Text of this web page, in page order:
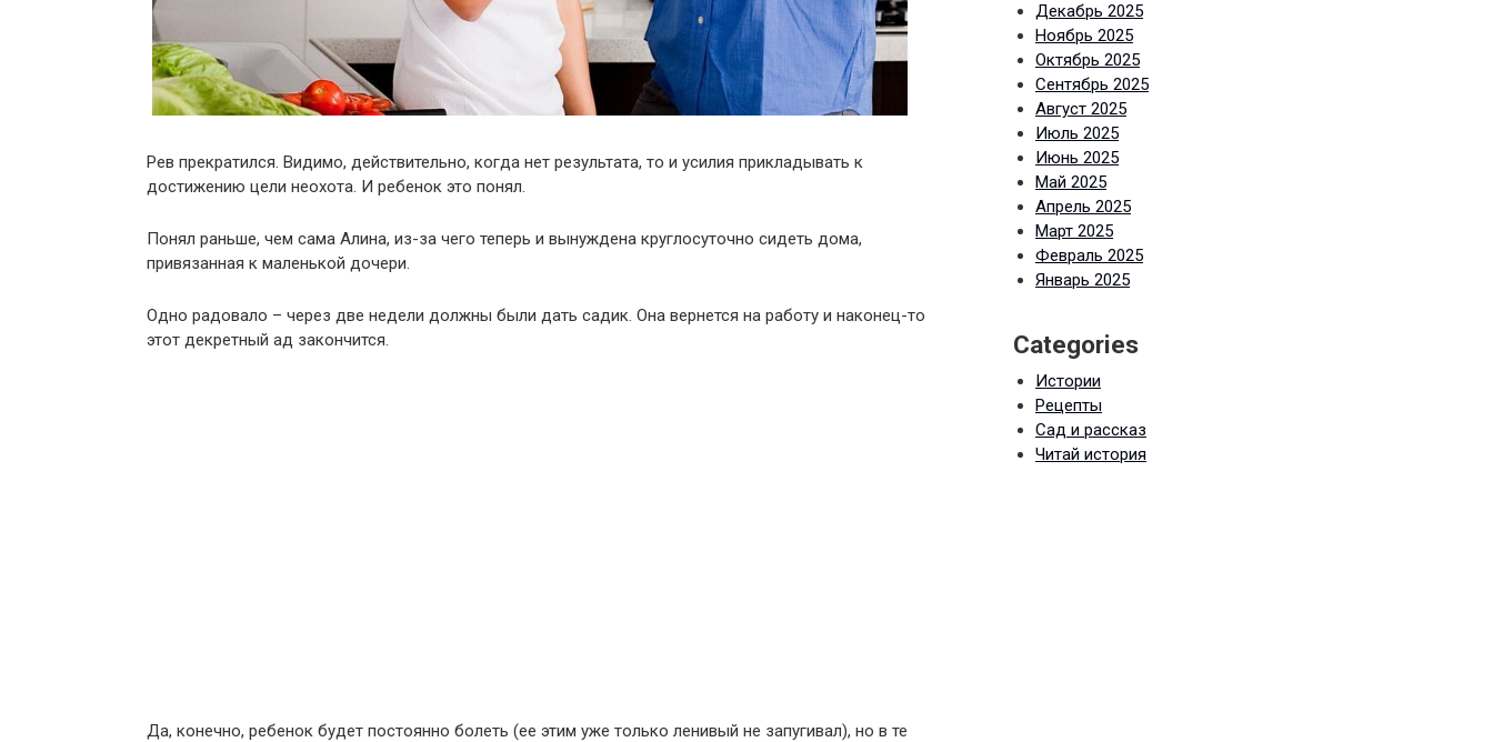
Рев прекратился. Видимо, действительно, когда нет результата, то и усилия прикладывать к
достижению цели неохота. И ребенок это понял.
Понял раньше, чем сама Алина, из-за чего теперь и вынуждена круглосуточно сидеть дома,
привязанная к маленькой дочери.
Одно радовало – через две недели должны были дать садик. Она вернется на работу и наконец-то
этот декретный ад закончится.
Да, конечно, ребенок будет постоянно болеть (ее этим уже только ленивый не запугивал), но в те
Декабрь 2025
Ноябрь 2025
Октябрь 2025
Сентябрь 2025
Август 2025
Июль 2025
Июнь 2025
Май 2025
Апрель 2025
Март 2025
Февраль 2025
Январь 2025
Categories
Истории
Рецепты
Сад и рассказ
Читай история